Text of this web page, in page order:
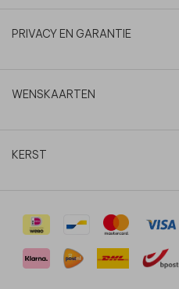
PRIVACY EN GARANTIE
WENSKAARTEN
KERST